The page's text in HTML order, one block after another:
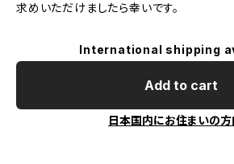
求めいただけましたら幸いです。
International shipping
Add to cart
日本国内にお住まいの方